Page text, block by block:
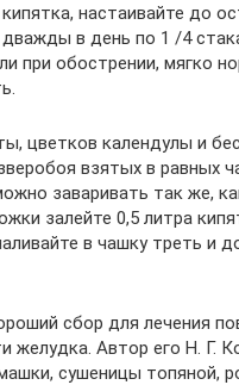
настаивайте до
в день по 1 /4
при обострении, мягко
цветков календулы и
взятых в равных
заваривать так же,
залейте 0,5 литра
в чашку треть и
сбор для лечения
желудка. Автор его Н. Г.
сушеницы топяной,